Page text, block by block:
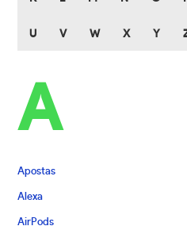
U V W X Y
A
Apostas
Alexa
AirPods